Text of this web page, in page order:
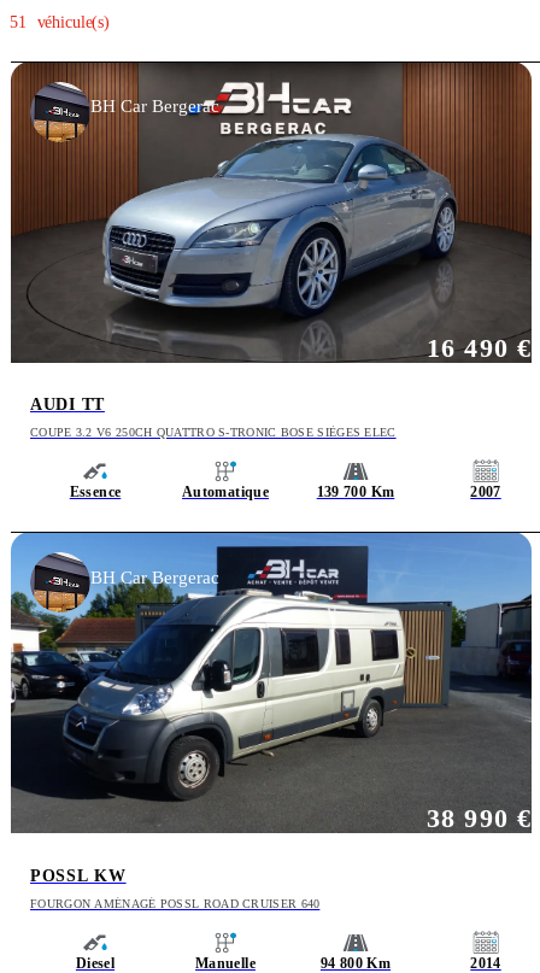
51 véhicule(s)
AUDI TT
COUPE 3.2 V6 250CH QUATTRO S-TRONIC BOSE SIÈGES ELEC
Essence Automatique 139 700 Km 2007
16 490 €
BH Car Bergerac
POSSL KW
FOURGON AMÉNAGÉ POSSL ROAD CRUISER 640
Diesel Manuelle 94 800 Km 2014
38 990 €
BH Car Bergerac